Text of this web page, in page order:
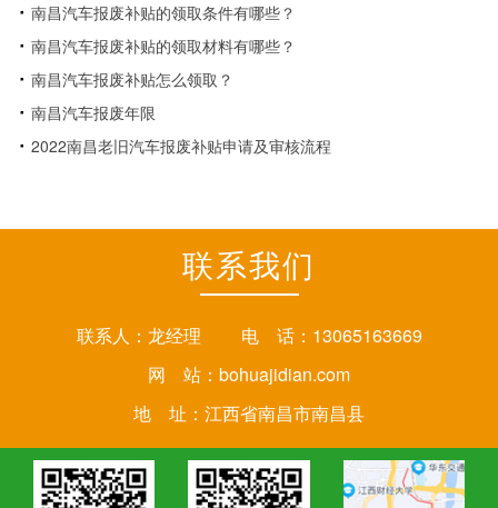
南昌汽车报废补贴的领取条件有哪些？
南昌汽车报废补贴的领取材料有哪些？
南昌汽车报废补贴怎么领取？
南昌汽车报废年限
2022南昌老旧汽车报废补贴申请及审核流程
联系我们
联系人：龙经理 电 话：13065163669
网 站： bohuajidian.com
地 址：江西省南昌市南昌县